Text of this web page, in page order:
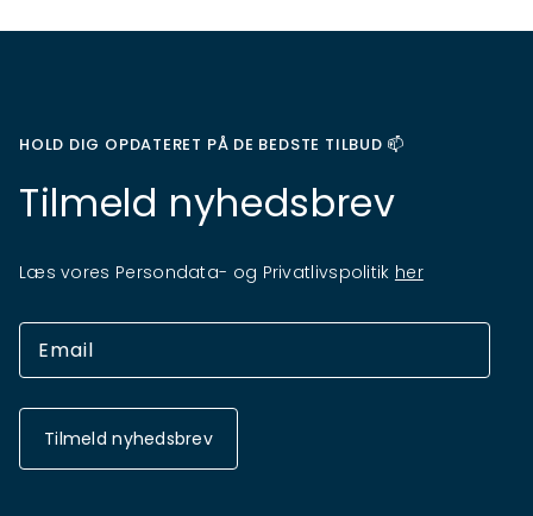
HOLD DIG OPDATERET PÅ DE BEDSTE TILBUD 📫
Tilmeld nyhedsbrev
Læs vores Persondata- og Privatlivspolitik her
Tilmeld nyhedsbrev